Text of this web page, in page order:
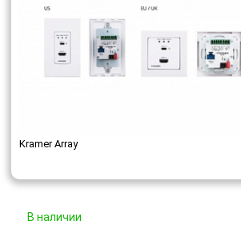
Kramer Array
В наличии